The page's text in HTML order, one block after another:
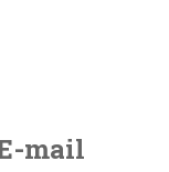
mail